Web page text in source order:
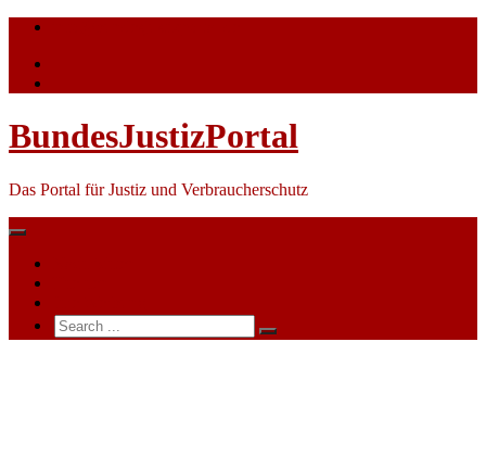
Skip
content
BundesJustizPortal
Das Portal für Justiz und Verbraucherschutz
Search
for: